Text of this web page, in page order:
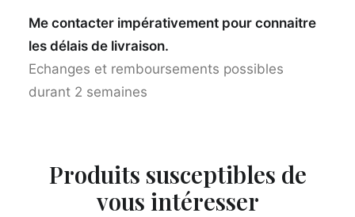
Me contacter impérativement pour connaitre
les délais de livraison.
Echanges et remboursements possibles
durant 2 semaines
Produits susceptibles de
vous intéresser